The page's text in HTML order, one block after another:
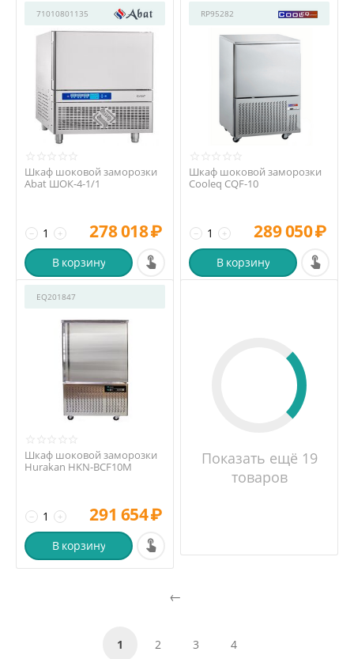
71010801135
Шкаф шоковой заморозки
Abat ШОК-4-1/1
+
− 278 018₽
В корзину
RP95282
Шкаф шоковой заморозки
Cooleq CQF-10
+
− 289 050₽
В корзину
EQ201847
Шкаф шоковой заморозки
Hurakan HKN-BCF10M
+
− 291 654₽
В корзину
Показать ещё 19
товаров
1 2 3 4